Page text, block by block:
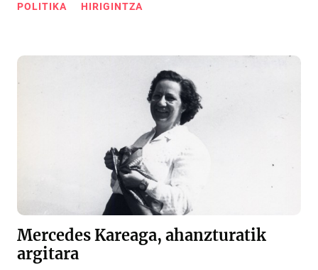
POLITIKA HIRIGINTZA
Mercedes Kareaga, ahanzturatik
argitara